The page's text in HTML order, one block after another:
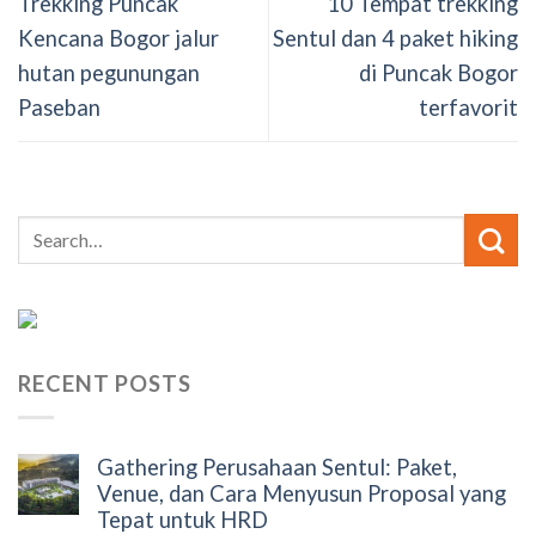
Kencana Bogor jalur
hutan pegunungan
Paseban
Sentul dan 4 paket hiking
di Puncak Bogor
terfavorit
RECENT POSTS
Gathering Perusahaan Sentul: Paket,
Venue, dan Cara Menyusun Proposal yang
Tepat untuk HRD